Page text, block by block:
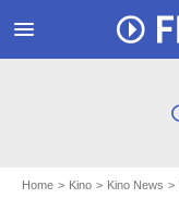
menu
Home Kino Kino News